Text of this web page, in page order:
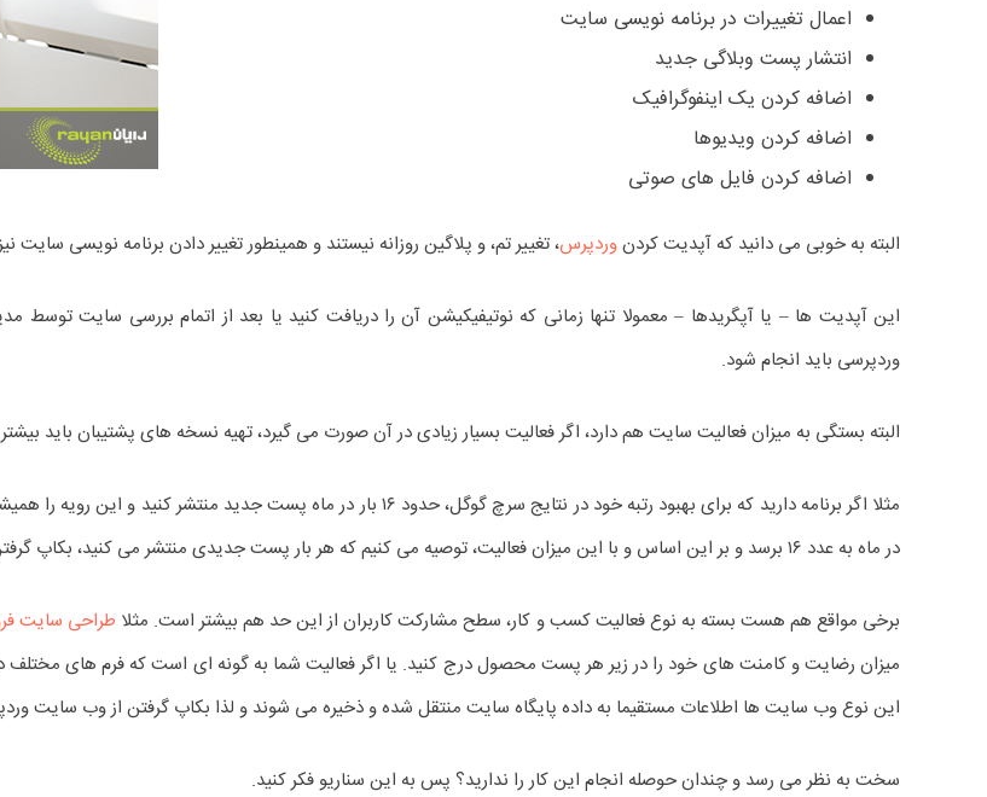
اعمال تغییرات در برنامه نویسی سایت
انتشار پست وبلاگی جدید
اضافه کردن یک اینفوگرافیک
اضافه کردن ویدیوها
اضافه کردن فایل های صوتی
البته به خوبی می دانید که آپدیت کردنوردپرس، تغییر تم، و پلاگین روزانه نیستند و همینطور تغییر دادن برنامه نویسی سایت
این آپدیت ها – یا آپگریدها – معمولا تنها زمانی که نوتیفیکیشن آن را دریافت کنید یا بعد از اتمام بررسی سایت
وردپرسی باید انجام شود.
البته بستگی به میزان فعالیت سایت هم دارد، اگر فعالیت بسیار زیادی در آن صورت می گیرد، تهیه نسخه های پشتیبان باید
در ماه به عدد ۱۶ برسد و بر این اساس و با این میزان فعالیت، توصیه می کنیم که هر بار پست جدیدی منتشر می کنید، بکاپ گرفتن از وب سایت وردپرسی خود را هم در دستور کارتان بگذارید.
برخی مواقع هم هست بسته به نوع فعالیت کسب و کار، سطح مشارکت کاربران از این حد هم بیشتر است. مثلا طراحی سایت
میزان رضایت و کامنت های خود را در زیر هر پست محصول درج کنید. یا اگر فعالیت شما به گونه ای است که فرم های
این نوع وب سایت ها اطلاعات مستقیما به داده پایگاه سایت منتقل شده و ذخیره می شوند و لذا بکاپ گرفتن از وب سایت
سخت به نظر می رسد و چندان حوصله انجام این کار را ندارید؟ پس به این سناریو فکر کنید.